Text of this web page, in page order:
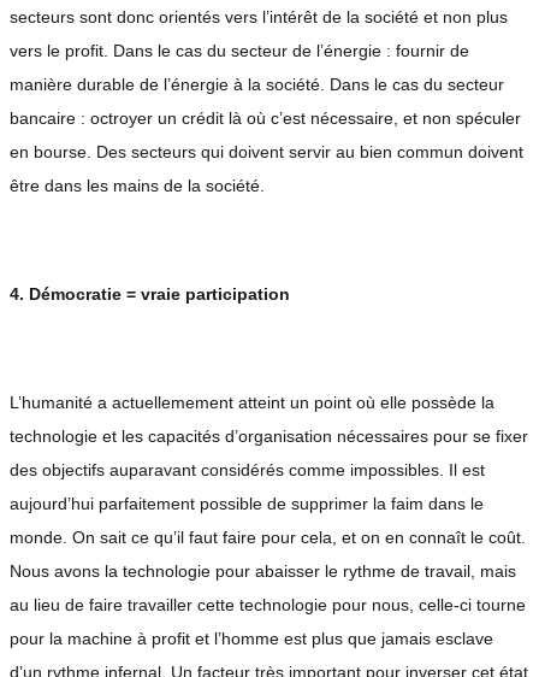
secteurs sont donc orientés vers l’intérêt de la société et non plus
vers le profit. Dans le cas du secteur de l’énergie : fournir de
manière durable de l’énergie à la société. Dans le cas du secteur
bancaire : octroyer un crédit là où c’est nécessaire, et non spéculer
en bourse. Des secteurs qui doivent servir au bien commun doivent
être dans les mains de la société.
4. Démocratie = vraie participation
L’humanité a actuellemement atteint un point où elle possède la
technologie et les capacités d’organisation nécessaires pour se fixer
des objectifs auparavant considérés comme impossibles. Il est
aujourd’hui parfaitement possible de supprimer la faim dans le
monde. On sait ce qu’il faut faire pour cela, et on en connaît le coût.
Nous avons la technologie pour abaisser le rythme de travail, mais
au lieu de faire travailler cette technologie pour nous, celle-ci tourne
pour la machine à profit et l’homme est plus que jamais esclave
d’un rythme infernal. Un facteur très important pour inverser cet état